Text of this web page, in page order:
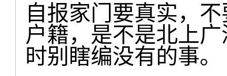
自报家门要真实，
户籍，是不是北上
时别瞎编没有的事。